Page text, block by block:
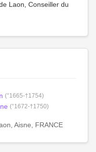
Laon, Conseiller du
(°1665-†1754)
(°1672-†1750)
Aisne, FRANCE